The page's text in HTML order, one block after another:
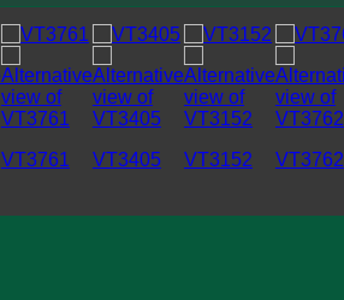
VT3761 VT3405 VT3152 VT3762